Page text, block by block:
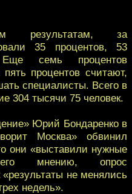
результатам, за
35 процентов, 53
семь процентов
процентов считают,
специалисты. Всего в
304 тысячи 75 человек.
Юрий Бондаренко в
Москва» обвинил
они «выставили нужные
мнению, опрос
не менялись
недель».